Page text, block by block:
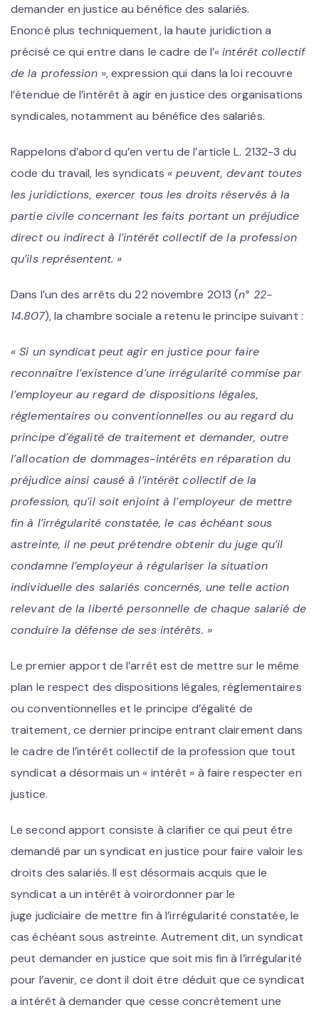
demander en justice au bénéfice des salariés.
Enoncé plus techniquement, la haute juridiction a
précisé ce qui entre dans le cadre de l’«intérêt collectif
de la profession », expression qui dans la loi recouvre
l’étendue de l’intérêt à agir en justice des organisations
syndicales, notamment au bénéfice des salariés.
Rappelons d’abord qu’en vertu de l’article L. 2132-3 du
code du travail, les syndicats «peuvent, devant toutes
les juridictions, exercer tous les droits réservés à la
partie civile concernant les faits portant un préjudice
direct ou indirect à l’intérêt collectif de la profession
qu’ils représentent. »
Dans l’un des arrêts du 22 novembre 2013 (n° 22-
14.807), la chambre sociale a retenu le principe suivant :
«Si un syndicat peut agir en justice pour faire
reconnaître l’existence d’une irrégularité commise par
l’employeur au regard de dispositions légales,
réglementaires ou conventionnelles ou au regard du
principe d’égalité de traitement et demander, outre
l’allocation de dommages-intérêts en réparation du
préjudice ainsi causé à l’intérêt collectif de la
profession, qu’il soit enjoint à l’employeur de mettre
fin à l’irrégularité constatée, le cas échéant sous
astreinte, il ne peut prétendre obtenir du juge qu’il
condamne l’employeur à régulariser la situation
individuelle des salariés concernés, une telle action
relevant de la liberté personnelle de chaque salarié de
conduire la défense de ses intérêts. »
Le premier apport de l’arrêt est de mettre sur le même
plan le respect des dispositions légales, réglementaires
ou conventionnelles et le principe d’égalité de
traitement, ce dernier principe entrant clairement dans
le cadre de l’intérêt collectif de la profession que tout
syndicat a désormais un « intérêt » à faire respecter en
justice.
Le second apport consiste à clarifier ce qui peut être
demandé par un syndicat en justice pour faire valoir les
droits des salariés. Il est désormais acquis que le
syndicat a un intérêt à voirordonner par le
juge judiciaire de mettre fin à l’irrégularité constatée, le
cas échéant sous astreinte. Autrement dit, un syndicat
peut demander en justice que soit mis fin à l’irrégularité
pour l’avenir, ce dont il doit être déduit que ce syndicat
a intérêt à demander que cesse concrètement une